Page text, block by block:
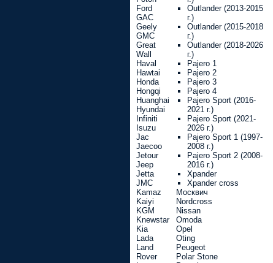
Ford
GAC
Geely
GMC
Great
Wall
Haval
Hawtai
Honda
Hongqi
Huanghai
Hyundai
Infiniti
Isuzu
Jac
Jaecoo
Jetour
Jeep
Jetta
JMC
Kamaz
Kaiyi
KGM
Knewstar
Kia
Lada
Land
Rover
Outlander (2013-2015
г.)
Outlander (2015-2018
г.)
Outlander (2018-2026
г.)
Pajero 1
Pajero 2
Pajero 3
Pajero 4
Pajero Sport (2016-
2021 г.)
Pajero Sport (2021-
2026 г.)
Pajero Sport 1 (1997-
2008 г.)
Pajero Sport 2 (2008-
2016 г.)
Xpander
Xpander cross
Москвич
Nordcross
Nissan
Omoda
Opel
Oting
Peugeot
Polar Stone